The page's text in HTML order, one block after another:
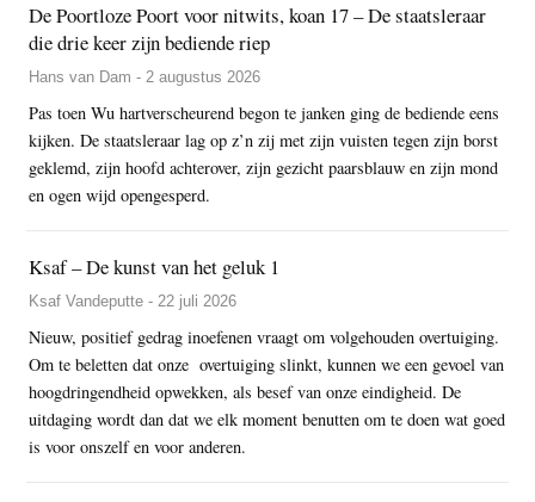
De Poortloze Poort voor nitwits, koan 17 – De staatsleraar
die drie keer zijn bediende riep
Hans van Dam - 2 augustus 2026
Pas toen Wu hartverscheurend begon te janken ging de bediende eens
kijken. De staatsleraar lag op z’n zij met zijn vuisten tegen zijn borst
geklemd, zijn hoofd achterover, zijn gezicht paarsblauw en zijn mond
en ogen wijd opengesperd.
Ksaf – De kunst van het geluk 1
Ksaf Vandeputte - 22 juli 2026
Nieuw, positief gedrag inoefenen vraagt om volgehouden overtuiging.
Om te beletten dat onze overtuiging slinkt, kunnen we een gevoel van
hoogdringendheid opwekken, als besef van onze eindigheid. De
uitdaging wordt dan dat we elk moment benutten om te doen wat goed
is voor onszelf en voor anderen.